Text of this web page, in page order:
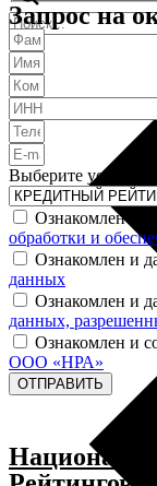
Запрос на
Выберите услугу
Ознакомлен и
обработки и
Ознакомлен и
данных
Ознакомлен и
данных,
Ознакомлен и
ООО «НРА»
ОТПРАВИТЬ